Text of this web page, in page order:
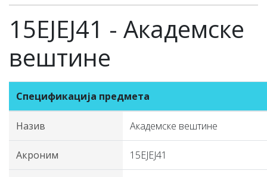
15ЕЈЕЈ41 - Академске
вештине
Спецификација предмета
Назив Академске вештине
Акроним 15ЕЈЕЈ41